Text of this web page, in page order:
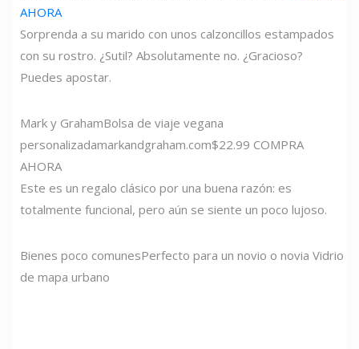
AHORA
Sorprenda a su marido con unos calzoncillos estampados
con su rostro. ¿Sutil? Absolutamente no. ¿Gracioso?
Puedes apostar.
Mark y GrahamBolsa de viaje vegana
personalizadamarkandgraham.com$22.99 COMPRA
AHORA
Este es un regalo clásico por una buena razón: es
totalmente funcional, pero aún se siente un poco lujoso.
Bienes poco comunesPerfecto para un novio o novia Vidrio
de mapa urbano